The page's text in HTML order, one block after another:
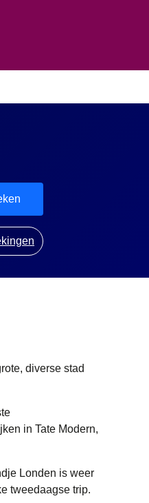
diverse stad
in Tate Modern,
Londen is weer
tweedaagse trip.